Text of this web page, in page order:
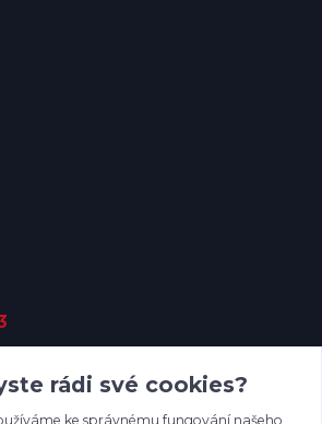
rádi své cookies?
ke správnému fungování našeho